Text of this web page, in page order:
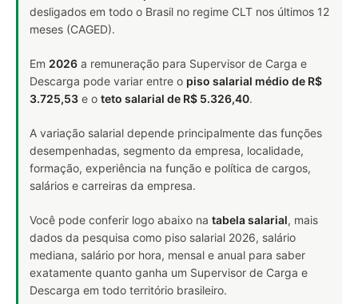
desligados em todo o Brasil no regime CLT nos últimos 12
meses (CAGED).
Em 2026 a remuneração para Supervisor de Carga e
Descarga pode variar entre o piso salarial médio de R$
3.725,53 e o teto salarial de R$ 5.326,40.
A variação salarial depende principalmente das funções
desempenhadas, segmento da empresa, localidade,
formação, experiência na função e política de cargos,
salários e carreiras da empresa.
Você pode conferir logo abaixo na tabela salarial, mais
dados da pesquisa como piso salarial 2026, salário
mediana, salário por hora, mensal e anual para saber
exatamente quanto ganha um Supervisor de Carga e
Descarga em todo território brasileiro.